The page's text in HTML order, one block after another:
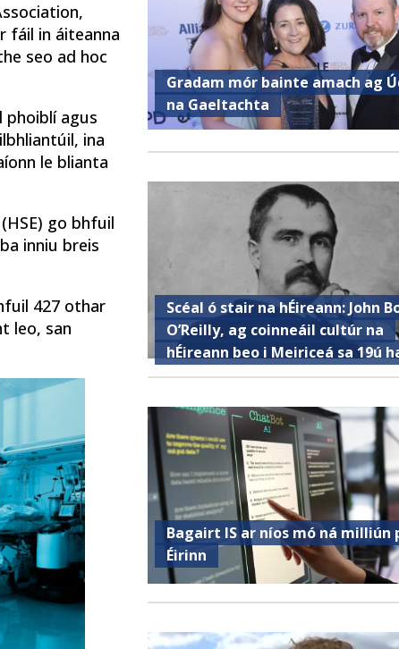
fáil in áiteanna
seo ad hoc
phoiblí agus
ina
le blianta
go bhfuil
inniu breis
427 othar
leo, san
Gradam mór bainte amach ag
na Gaeltachta
Scéal ó stair na hÉireann: John
O’Reilly, ag coinneáil cultúr na
hÉireann beo i Meiriceá sa 19ú
Bagairt IS ar níos mó ná milliún
Éirinn